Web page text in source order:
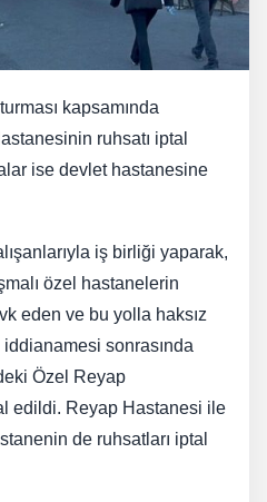
kapsamında
ruhsatı iptal
ise devlet hastanesine
iş birliği yaparak,
özel hastanelerin
eden ve bu yolla haksız
sonrasında
Özel Reyap
edildi. Reyap Hastanesi ile
de ruhsatları iptal